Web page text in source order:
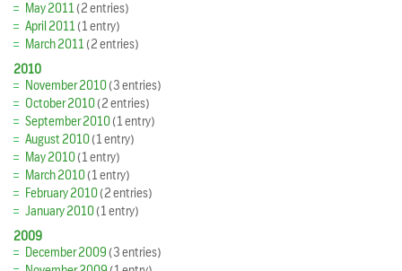
May 2011(2 entries)
April 2011(1 entry)
March 2011(2 entries)
2010
November 2010(3 entries)
October 2010(2 entries)
September 2010(1 entry)
August 2010(1 entry)
May 2010(1 entry)
March 2010(1 entry)
February 2010(2 entries)
January 2010(1 entry)
2009
December 2009(3 entries)